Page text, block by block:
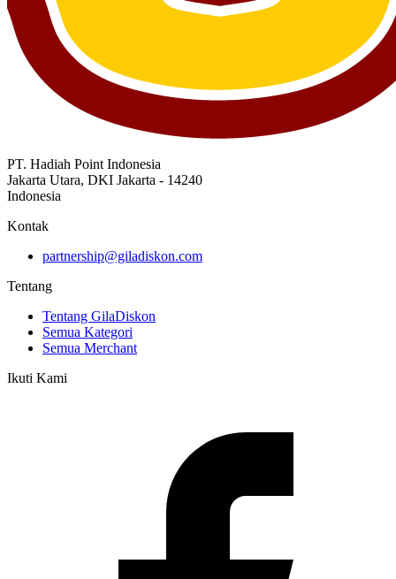
PT. Hadiah Point Indonesia
Jakarta Utara, DKI Jakarta - 14240
Indonesia
Kontak
partnership@giladiskon.com
Tentang
Tentang GilaDiskon
Semua Kategori
Semua Merchant
Ikuti Kami